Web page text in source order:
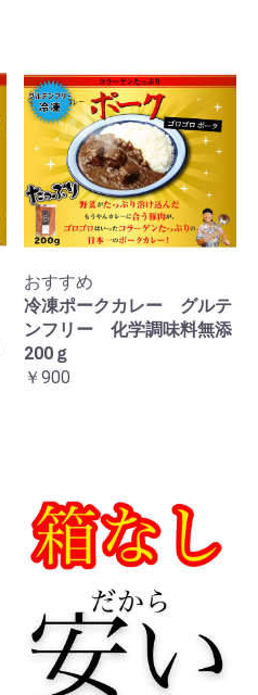
おすすめ
冷凍ポークカレー グルテ
ンフリー 化学調味料無添
200ｇ
￥900